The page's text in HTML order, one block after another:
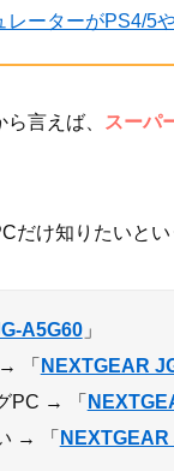
レーターがPS4/5
言えば、
スーパ
だけ知りたいと
A5G60」
「 NEXTGEAR
PC → 「
→ 「